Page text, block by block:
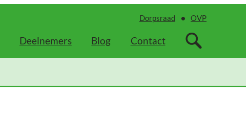
Dorpsraad OVP
Deelnemers Blog Contact